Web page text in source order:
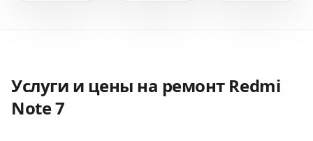
Услуги и цены на ремонт Redmi
Note 7